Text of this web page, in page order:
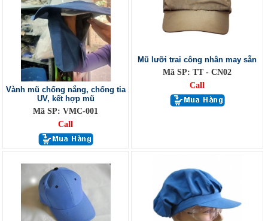
Vành mũ chống nắng, chống tia
UV, kết hợp mũ
Mã SP: VMC-001
Call
Mũ lưỡi trai công nhân may sẵn
Mã SP: TT - CN02
Call